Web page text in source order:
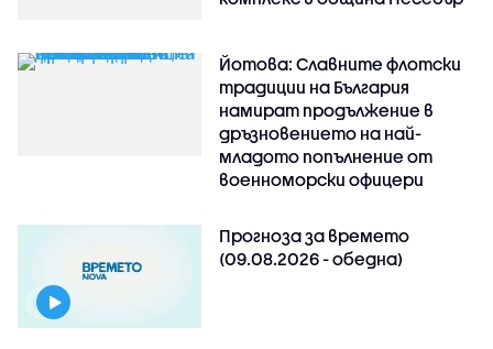
Йотова: Славните флотски
традиции на България
намират продължение в
дръзновението на най-
младото попълнение от
военноморски офицери
Прогноза за времето
(09.08.2026 - обедна)